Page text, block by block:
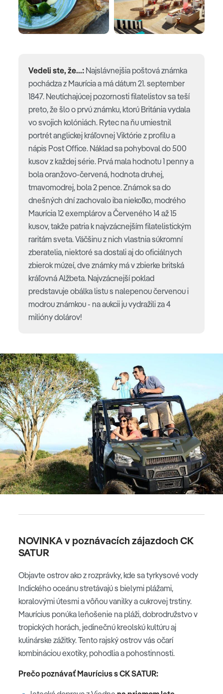
Vedeli ste, že...: Najslávnejšia poštová známka
pochádza z Maurícia a má dátum 21. september
1847. Neutíchajúcej pozornosti filatelistov sa teší
preto, že šlo o prvú známku, ktorú Británia vydala
vo svojich kolóniách. Rytec na ňu umiestnil
portrét anglickej kráľovnej Viktórie z profilu a
nápis Post Office. Náklad sa pohyboval do 500
kusov z každej série. Prvá mala hodnotu 1 penny a
bola oranžovo-červená, hodnota druhej,
tmavomodrej, bola 2 pence. Známok sa do
dnešných dní zachovalo iba niekoľko, modrého
Maurícia 12 exemplárov a Červeného 14 až 15
kusov, takže patria k najvzácnejším filatelistickým
raritám sveta. Väčšinu z nich vlastnia súkromní
zberatelia, niektoré sa dostali aj do oficiálnych
zbierok múzeí, dve známky má v zbierke britská
kráľovná Alžbeta. Najvzácnejší poklad
predstavuje obálka listu s nalepenou červenou i
modrou známkou - na aukcii ju vydražili za 4
milióny dolárov!
NOVINKA v poznávacích zájazdoch CK
SATUR
Objavte ostrov ako z rozprávky, kde sa tyrkysové vody
Indického oceánu stretávajú s bielymi plážami,
koralovými útesmi a vôňou vanilky a cukrovej trstiny.
Maurícius ponúka leňošenie na pláži, dobrodružstvo v
tropických horách, jedinečnú kreolskú kultúru aj
kulinárske zážitky. Tento rajský ostrov vás očarí
kombináciou exotiky, pohodlia a pohostinnosti.
Prečo poznávať Maurícius s CK SATUR: